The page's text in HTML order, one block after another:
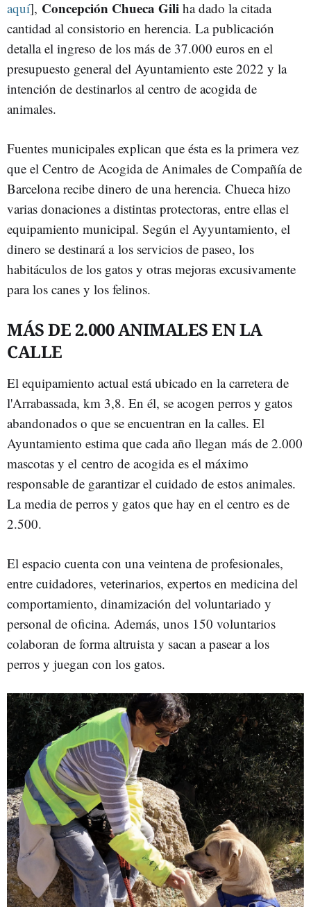
aquí], Concepción Chueca Gili ha dado la citada
cantidad al consistorio en herencia. La publicación
detalla el ingreso de los más de 37.000 euros en el
presupuesto general del Ayuntamiento este 2022 y la
intención de destinarlos al centro de acogida de
animales.
Fuentes municipales explican que ésta es la primera vez
que el Centro de Acogida de Animales de Compañía de
Barcelona recibe dinero de una herencia. Chueca hizo
varias donaciones a distintas protectoras, entre ellas el
equipamiento municipal. Según el Ayyuntamiento, el
dinero se destinará a los servicios de paseo, los
habitáculos de los gatos y otras mejoras excusivamente
para los canes y los felinos.
MÁS DE 2.000 ANIMALES EN LA
CALLE
El equipamiento actual está ubicado en la carretera de
l'Arrabassada, km 3,8. En él, se acogen perros y gatos
abandonados o que se encuentran en la calles. El
Ayuntamiento estima que cada año llegan más de 2.000
mascotas y el centro de acogida es el máximo
responsable de garantizar el cuidado de estos animales.
La media de perros y gatos que hay en el centro es de
2.500.
El espacio cuenta con una veintena de profesionales,
entre cuidadores, veterinarios, expertos en medicina del
comportamiento, dinamización del voluntariado y
personal de oficina. Además, unos 150 voluntarios
colaboran de forma altruista y sacan a pasear a los
perros y juegan con los gatos.